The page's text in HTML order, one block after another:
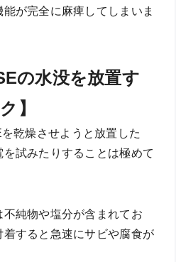
が完全に麻痺してしまいま
の水没を放置す
】
乾燥させようと放置した
試みたりすることは極めて
純物や塩分が含まれてお
すると急速にサビや腐食が